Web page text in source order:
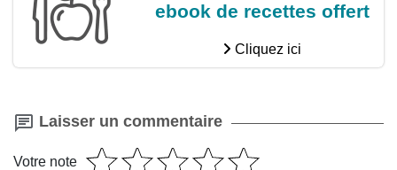
ebook de recettes offert
Cliquez ici
Laisser un commentaire
Votre note